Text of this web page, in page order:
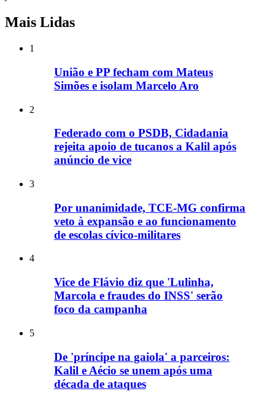
Mais Lidas
1
União e PP fecham com Mateus
Simões e isolam Marcelo Aro
2
Federado com o PSDB, Cidadania
rejeita apoio de tucanos a Kalil após
anúncio de vice
3
Por unanimidade, TCE-MG confirma
veto à expansão e ao funcionamento
de escolas cívico-militares
4
Vice de Flávio diz que 'Lulinha,
Marcola e fraudes do INSS' serão
foco da campanha
5
De 'príncipe na gaiola' a parceiros:
Kalil e Aécio se unem após uma
década de ataques